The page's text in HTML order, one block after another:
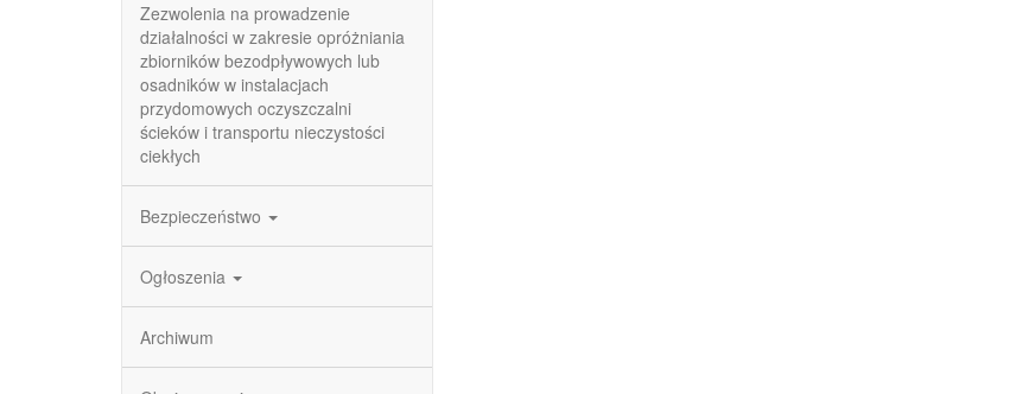
Zezwolenia na prowadzenie
działalności w zakresie opróżniania
zbiorników bezodpływowych lub
osadników w instalacjach
przydomowych oczyszczalni
ścieków i transportu nieczystości
ciekłych
Bezpieczeństwo
Ogłoszenia
Archiwum